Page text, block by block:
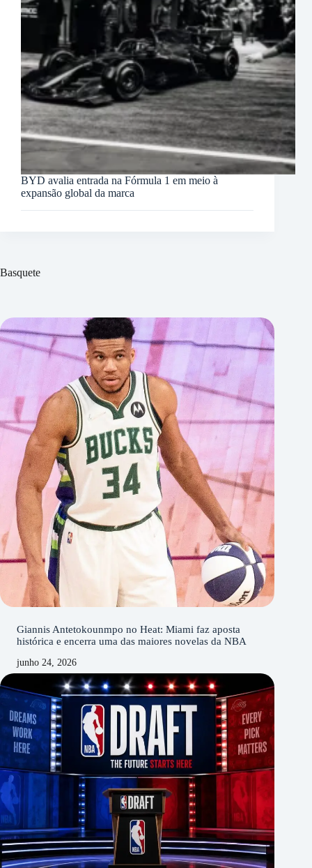
BYD avalia entrada na Fórmula 1 em meio à
expansão global da marca
Basquete
Giannis Antetokounmpo no Heat: Miami faz aposta
histórica e encerra uma das maiores novelas da NBA
junho 24, 2026